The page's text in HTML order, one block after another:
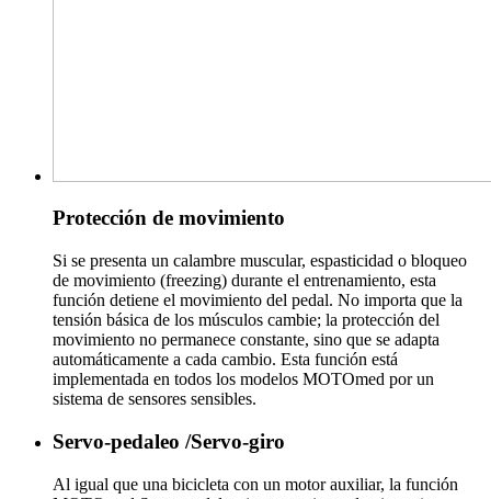
Protección de movimiento
Si se presenta un calambre muscular, espasticidad o bloqueo
de movimiento (freezing) durante el entrenamiento, esta
función detiene el movimiento del pedal. No importa que la
tensión básica de los músculos cambie; la protección del
movimiento no permanece constante, sino que se adapta
automáticamente a cada cambio. Esta función está
implementada en todos los modelos MOTOmed por un
sistema de sensores sensibles.
Servo-pedaleo /Servo-giro
Al igual que una bicicleta con un motor auxiliar, la función